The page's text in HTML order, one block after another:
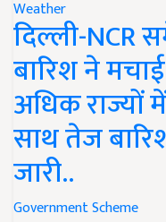
Weather
दिल्ली-NCR
बारिश ने
अधिक
साथ तेज
जारी..
Government Scheme